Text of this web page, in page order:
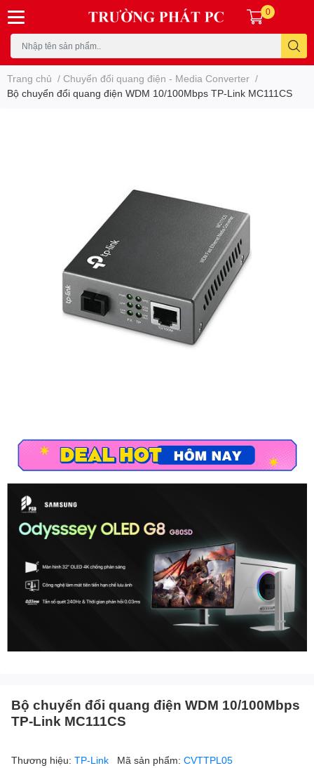
0
Trang chủ / Chuyển đổi quang điện - Media Converter /
Bộ chuyển đổi quang điện WDM 10/100Mbps TP-Link MC111CS
Bộ chuyển đổi quang điện WDM 10/100Mbps
TP-Link MC111CS
Thương hiệu: TP-Link Mã sản phẩm: CVTTPL05